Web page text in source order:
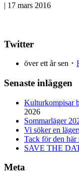
| 17 mars 2016
Twitter
över ett år sen ･
Senaste inläggen
Kulturkompisar
2026
Sommarläger
Vi söker en
Tack för den här
SAVE THE
Meta